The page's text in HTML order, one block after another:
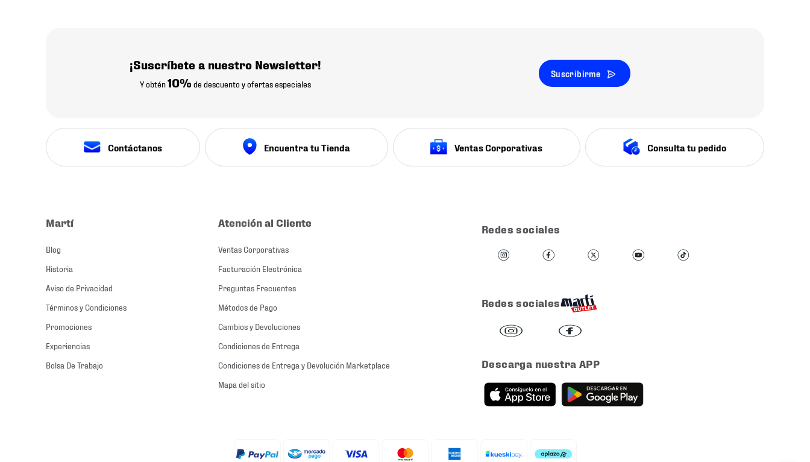
¡Suscríbete a nuestro Newsletter!
Y obtén10% de descuento y ofertas especiales
Suscribirme
Contáctanos Encuentra tu Tienda Ventas Corporativas Consulta tu pedido
Martí
Blog
Historia
Aviso de Privacidad
Términos y Condiciones
Promociones
Experiencias
Bolsa De Trabajo
Atención al Cliente
Ventas Corporativas
Facturación Electrónica
Preguntas Frecuentes
Métodos de Pago
Cambios y Devoluciones
Condiciones de Entrega
Condiciones de Entrega y Devolución Marketplace
Mapa del sitio
Redes sociales
Redes sociales
Descarga nuestra APP